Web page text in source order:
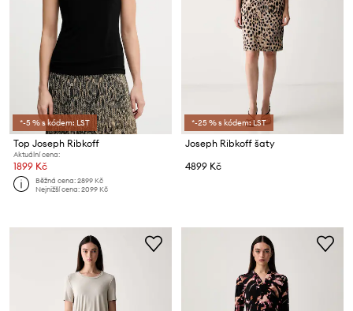
*-5 % s kódem: LST
Top Joseph Ribkoff
Aktuální cena:
1899 Kč
Běžná cena:2899 Kč
Nejnižší cena:2099 Kč
*-25 % s kódem: LST
Joseph Ribkoff šaty
4899 Kč